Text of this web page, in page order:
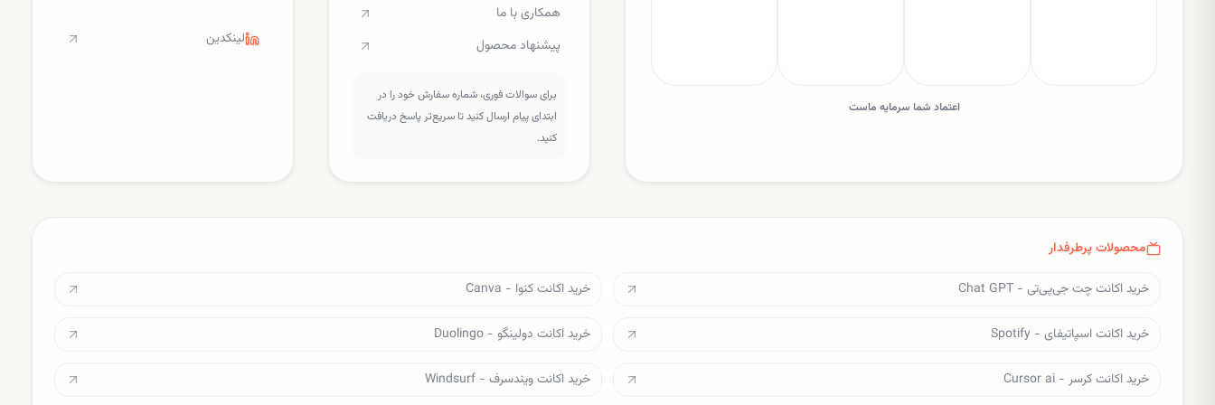
اعتماد شما سرمایه ماست
همکاری با ما
پیشنهاد محصول
برای سوالات فوری، شماره سفارش خود را در
ابتدای پیام ارسال کنید تا سریع‌تر پاسخ دریافت
کنید.
لینکدین
محصولات پرطرفدار
خرید اکانت چت جی‌پی‌تی - Chat GPT خرید اکانت کنوا - Canva
خرید اکانت اسپاتیفای - Spotify خرید اکانت دولینگو - Duolingo
خرید اکانت کرسر - Cursor ai خرید اکانت ویندسرف - Windsurf